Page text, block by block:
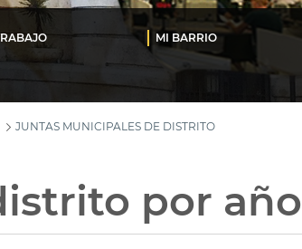
MI BARRIO
JUNTAS MUNICIPALES DE DISTRITO
por año